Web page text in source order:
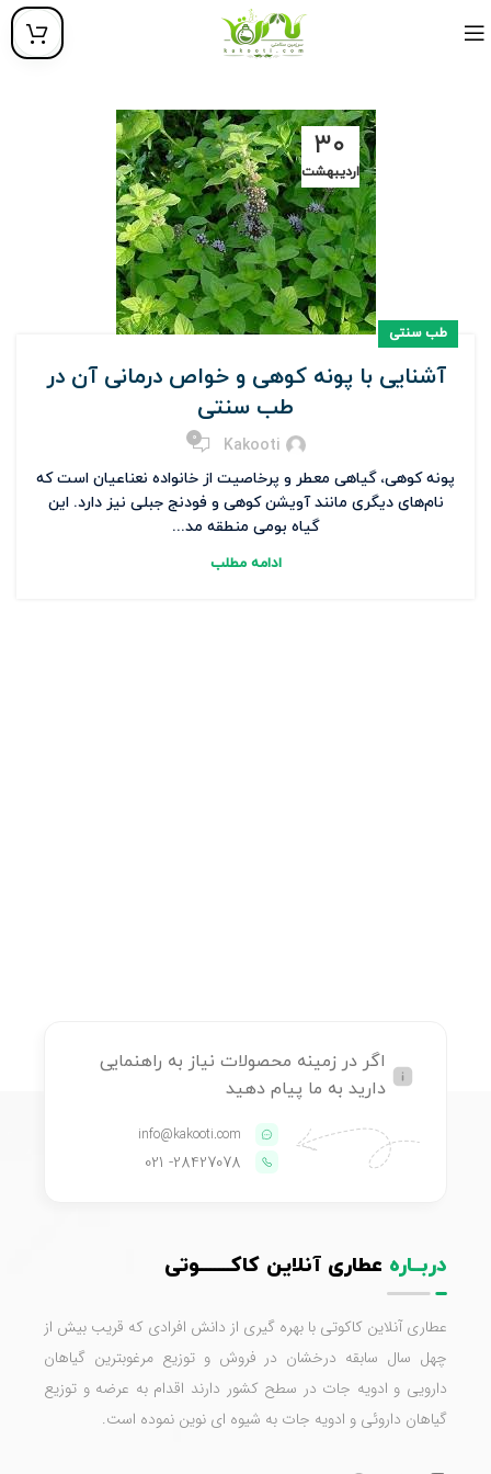
۳۰
اردیبهشت
طب سنتی
آشنایی با پونه کوهی و خواص درمانی آن در
طب سنتی
Kakooti
0
پونه کوهی، گیاهی معطر و پرخاصیت از خانواده نعناعیان است که
نام‌های دیگری مانند آویشن کوهی و فودنج جبلی نیز دارد. این
گیاه بومی منطقه مد...
ادامه مطلب
اگر در زمینه محصولات نیاز به راهنمایی
دارید به ما پیام دهید
info@kakooti.com
28427078
- 021
دربــاره عطاری آنلاین کاکـــــــوتی
عطاری آنلاین کاکوتی با بهره گیری از دانش افرادی که قریب بیش از
چهل سال سابقه درخشان در فروش و توزیع مرغوبترین گیاهان
دارویی و ادویه جات در سطح کشور دارند اقدام به عرضه و توزیع
گیاهان داروئی و ادویه جات به شیوه ای نوین نموده است.